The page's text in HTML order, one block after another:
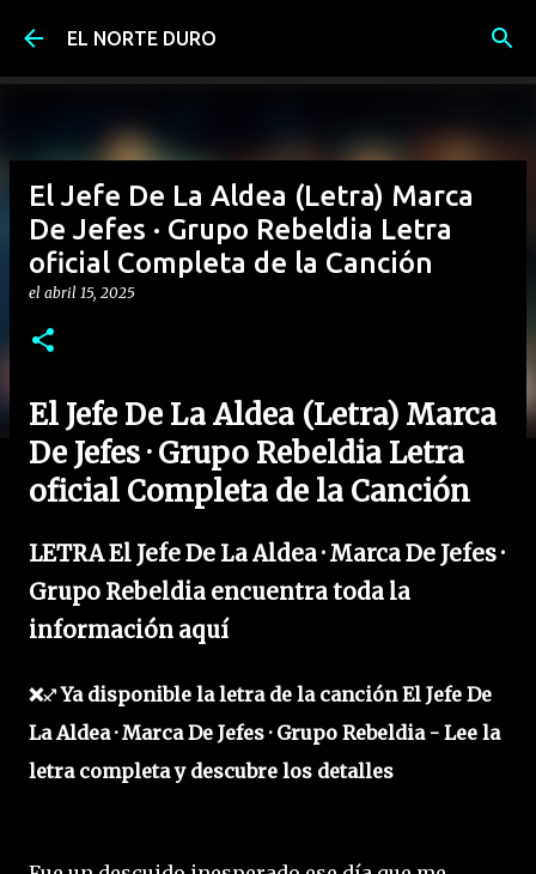
Ir al contenido principal
EL NORTE DURO
El Jefe De La Aldea (Letra) Marca
De Jefes · Grupo Rebeldia Letra
oficial Completa de la Canción
el abril 15, 2025
El Jefe De La Aldea (Letra) Marca
De Jefes · Grupo Rebeldia Letra
oficial Completa de la Canción
LETRA El Jefe De La Aldea · Marca De Jefes ·
Grupo Rebeldia encuentra toda la
información aquí
❌♐ Ya disponible la letra de la canción El Jefe De
La Aldea · Marca De Jefes · Grupo Rebeldia - Lee la
letra completa y descubre los detalles